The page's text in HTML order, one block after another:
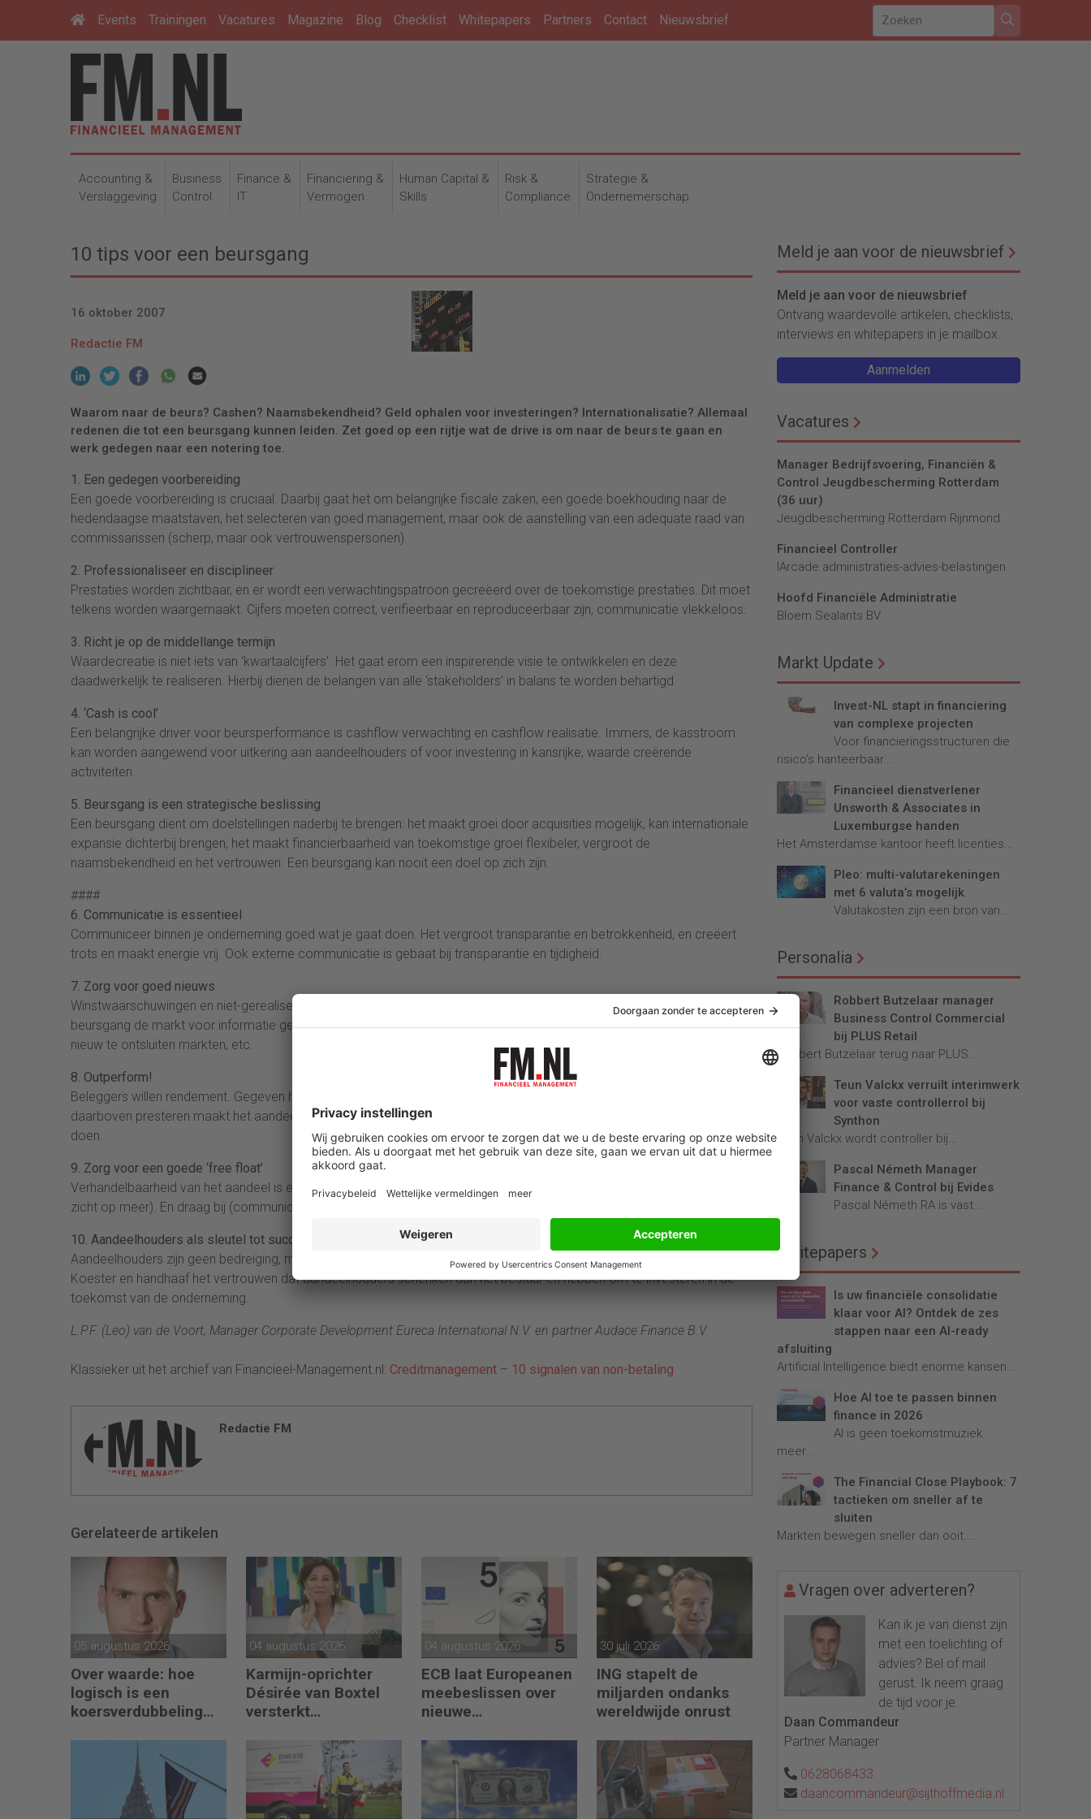
Events Trainingen Vacatures Magazine Blog Checklist Whitepapers Partners Contact Nieuwsbrief
Accounting &
Verslaggeving
Business
Control
Finance &
IT
Financiering &
Vermogen
Human Capital &
Skills
Risk &
Compliance
Strategie &
Ondernemerschap
10 tips voor een beursgang
16 oktober 2007
Redactie FM
Waarom naar de beurs? Cashen? Naamsbekendheid? Geld ophalen voor investeringen? Internationalisatie? Allemaal
redenen die tot een beursgang kunnen leiden. Zet goed op een rijtje wat de drive is om naar de beurs te gaan en
werk gedegen naar een notering toe.
1. Een gedegen voorbereiding
Een goede voorbereiding is cruciaal. Daarbij gaat het om belangrijke fiscale zaken, een goede boekhouding naar de
hedendaagse maatstaven, het selecteren van goed management, maar ook de aanstelling van een adequate raad van
commissarissen (scherp, maar ook vertrouwenspersonen).
2. Professionaliseer en disciplineer
Prestaties worden zichtbaar, en er wordt een verwachtingspatroon gecreëerd over de toekomstige prestaties. Dit moet
telkens worden waargemaakt. Cijfers moeten correct, verifieerbaar en reproduceerbaar zijn, communicatie vlekkeloos.
3. Richt je op de middellange termijn
Waardecreatie is niet iets van ‘kwartaalcijfers’. Het gaat erom een inspirerende visie te ontwikkelen en deze
daadwerkelijk te realiseren. Hierbij dienen de belangen van alle ‘stakeholders’ in balans te worden behartigd.
4. ‘Cash is cool’
Een belangrijke driver voor beursperformance is cashflow verwachting en cashflow realisatie. Immers, de kasstroom
kan worden aangewend voor uitkering aan aandeelhouders of voor investering in kansrijke, waarde creërende
activiteiten.
5. Beursgang is een strategische beslissing
Een beursgang dient om doelstellingen naderbij te brengen: het maakt groei door acquisities mogelijk, kan internationale
expansie dichterbij brengen, het maakt financierbaarheid van toekomstige groei flexibeler, vergroot de
naamsbekendheid en het vertrouwen. Een beursgang kan nooit een doel op zich zijn.
####
6. Communicatie is essentieel
Communiceer binnen je onderneming goed wat je gaat doen. Het vergroot transparantie en betrokkenheid, en creëert
trots en maakt energie vrij. Ook externe communicatie is gebaat bij transparantie en tijdigheid.
7. Zorg voor goed nieuws
Winstwaarschuwingen en niet-gerealiseerde doelstellingen doen het niet. Zorg dat voor, tijdens maar vooral na de
beursgang de markt voor informatie gevoed blijft met goed nieuws: geslaagde overnames, nieuwe productintroducties,
nieuw te ontsluiten markten, etc.
8. Outperform!
Beleggers willen rendement. Gegeven het risicoprofiel van de onderneming ligt er een minimumeis; structureel
daarboven presteren maakt het aandeel gewild. Leg doelen neer, ambitieus, maar met de mogelijkheid het beter te
doen.
9. Zorg voor een goede ‘free float’
Verhandelbaarheid van het aandeel is een groot goed. Zorg dat een stevig percentage (35-45%) op de markt komt (met
zicht op meer). En draag bij (communicatie, road shows, etc.) aan de vraag naar het aandeel.
10. Aandeelhouders als sleutel tot succes
Aandeelhouders zijn geen bedreiging, maar – gegeven doelstellingen en strategie – onderdeel van de sleutel tot succes.
Koester en handhaaf het vertrouwen dat aandeelhouders schenken aan het bestuur en hebben om te investeren in de
toekomst van de onderneming.
L.P.F. (Leo) van de Voort, Manager Corporate Development Eureca International N.V. en partner Audace Finance B.V.
Klassieker uit het archief van Financieel-Management.nl: Creditmanagement – 10 signalen van non-betaling
Redactie FM
Gerelateerde artikelen
05 augustus 2026
Over waarde: hoe
logisch is een
koersverdubbeling
04 augustus 2026
Karmijn-oprichter
Désirée van Boxtel
versterkt
Capabel
04 augustus 2026
ECB laat Europeanen
meebeslissen over
nieuwe
30 juli 2026
ING stapelt de
miljarden ondanks
wereldwijde onrust
Meld je aan voor de nieuwsbrief
Meld je aan voor de nieuwsbrief
Ontvang waardevolle artikelen, checklists,
interviews en whitepapers in je mailbox.
Aanmelden
Vacatures
Manager Bedrijfsvoering, Financiën &
Control Jeugdbescherming Rotterdam
(36 uur)
Jeugdbescherming Rotterdam Rijnmond
Financieel Controller
lArcade administraties-advies-belastingen
Hoofd Financiële Administratie
Bloem Sealants BV
Markt Update
Invest-NL stapt in financiering
van complexe projecten
Voor financieringsstructuren die
risico’s hanteerbaar...
Financieel dienstverlener
Unsworth & Associates in
Luxemburgse handen
Het Amsterdamse kantoor heeft licenties...
Pleo: multi-valutarekeningen
met 6 valuta’s mogelijk
Valutakosten zijn een bron van...
Personalia
Robbert Butzelaar manager
Business Control Commercial
bij PLUS Retail
Robbert Butzelaar terug naar PLUS...
Teun Valckx verruilt interimwerk
voor vaste controllerrol bij
Synthon
Teun Valckx wordt controller bij...
Pascal Németh Manager
Finance & Control bij Evides
Pascal Németh RA is vast...
Whitepapers
Is uw financiële consolidatie
klaar voor AI? Ontdek de zes
stappen naar een AI-ready
afsluiting
Artificial Intelligence biedt enorme kansen...
Hoe AI toe te passen binnen
finance in 2026
AI is geen toekomstmuziek
meer...
The Financial Close Playbook: 7
tactieken om sneller af te
sluiten
Markten bewegen sneller dan ooit....
Vragen over adverteren?
Kan ik je van dienst zijn
met een toelichting of
advies? Bel of mail
gerust. Ik neem graag
de tijd voor je.
Daan Commandeur
Partner Manager
0628068433
daancommandeur@sijthoffmedia.nl